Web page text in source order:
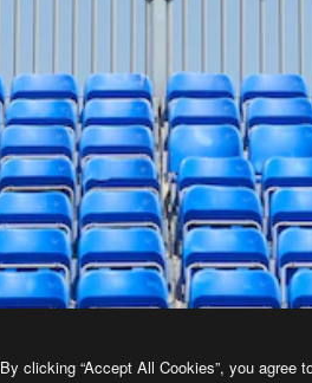
By clicking “Accept All Cookies”, you